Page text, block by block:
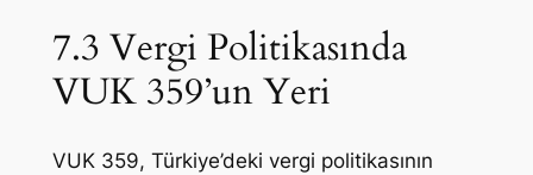
7.3 Vergi Politikasında
VUK 359’un Yeri
VUK 359, Türkiye’deki vergi politikasının